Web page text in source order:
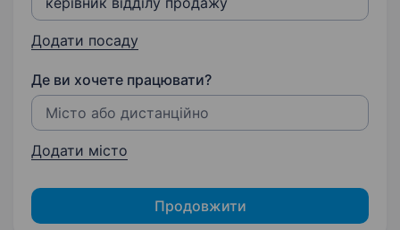
Додати посаду
Де ви хочете працювати?
Додати місто
Продовжити